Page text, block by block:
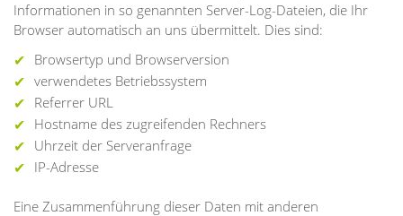
Informationen in so genannten Server-Log-Dateien, die Ihr
Browser automatisch an uns übermittelt. Dies sind:
Browsertyp und Browserversion
verwendetes Betriebssystem
Referrer URL
Hostname des zugreifenden Rechners
Uhrzeit der Serveranfrage
IP-Adresse
Eine Zusammenführung dieser Daten mit anderen